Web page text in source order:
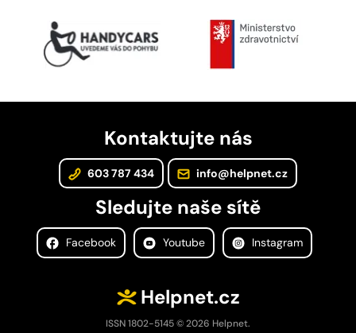
Helpnet.cz
ISSN 1802-5145 © 2026 Helpnet.
Kontaktujte nás
603 787 434 info@helpnet.cz
Sledujte naše sítě
Facebook Youtube Instagram